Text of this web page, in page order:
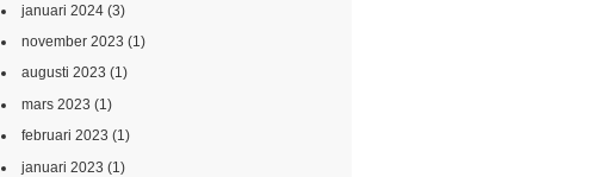
januari 2024(3)
november 2023 (1)
augusti 2023 (1)
mars 2023 (1)
februari 2023 (1)
januari 2023 (1)